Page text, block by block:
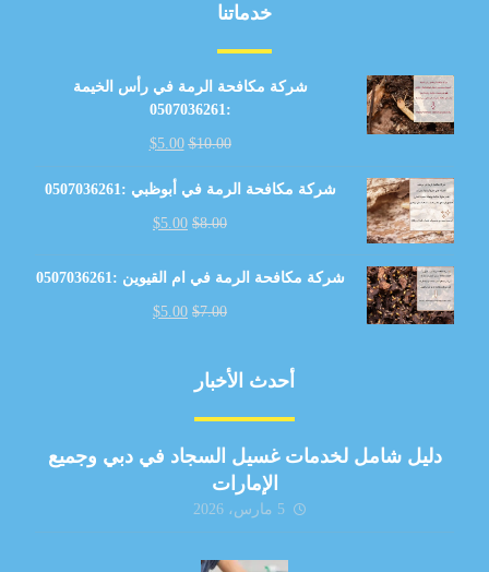
خدماتنا
شركة مكافحة الرمة في رأس الخيمة
:0507036261
$10.00
$5.00
شركة مكافحة الرمة في أبوظبي :0507036261
$8.00
$5.00
شركة مكافحة الرمة في ام القيوين :0507036261
$7.00
$5.00
أحدث الأخبار
دليل شامل لخدمات غسيل السجاد في دبي وجميع
الإمارات
5 مارس، 2026